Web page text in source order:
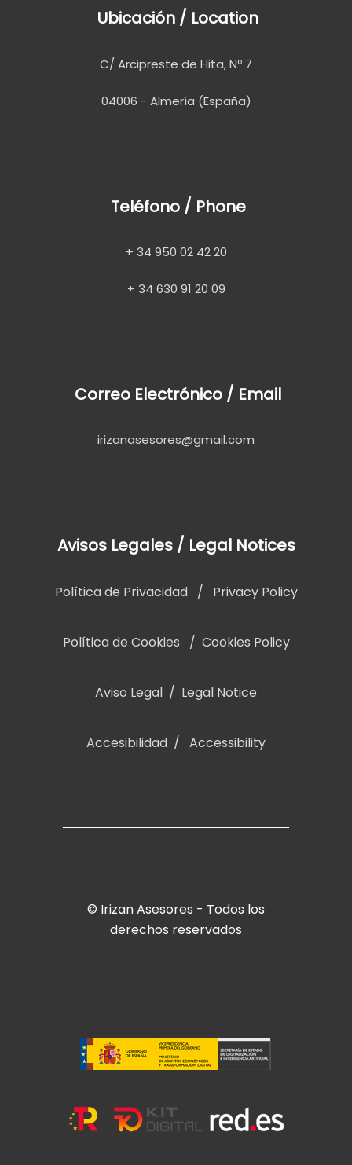
Ubicación / Location
C/ Arcipreste de Hita, Nº 7
04006 - Almería (España)
Teléfono / Phone
+ 34 950 02 42 20
+ 34 630 91 20 09
Correo Electrónico / Email
irizanasesores@gmail.com
Avisos Legales / Legal Notices
Política de Privacidad / Privacy Policy
Política de Cookies / Cookies Policy
Aviso Legal / Legal Notice
Accesibilidad / Accessibility
© Irizan Asesores - Todos los
derechos reservados